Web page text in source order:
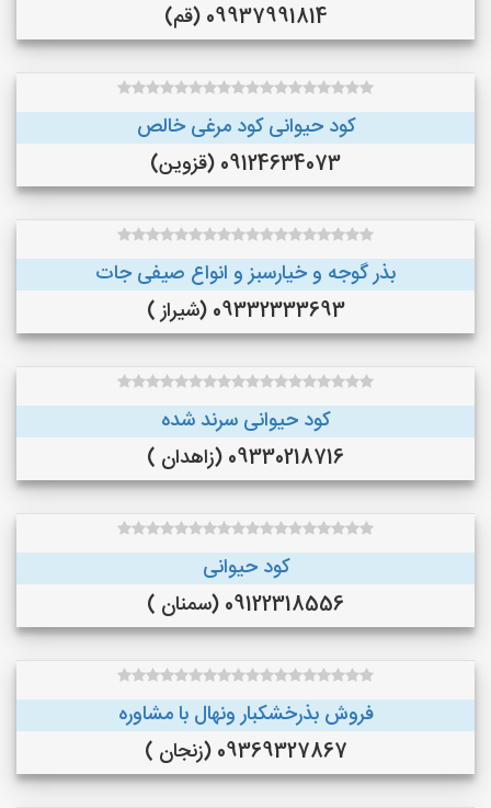
09937991814 (قم)
کود حیوانی کود مرغی خالص
09124634073 (قزوین)
بذر گوجه و خیارسبز و انواع صیفی جات
09332333693 (شیراز )
کود حیوانی سرند شده
09330218716 (زاهدان )
کود حیوانی
09122318556 (سمنان )
فروش بذرخشکبار ونهال با مشاوره
09369327867 (زنجان )